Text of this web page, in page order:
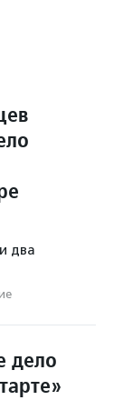
два
дело